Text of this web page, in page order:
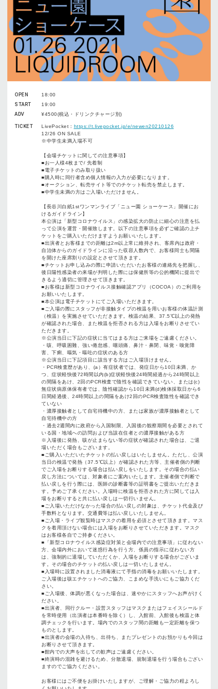
OPEN
18:00
START
19:00
ADV
¥4500(税込・ドリンクチャージ別)
TICKET LivePocket： https://t.livepocket.jp/e/newen20210126
12/26 ON SALE
※中学生未満入場不可
【会場チケットに関しての注意事項】
■お一人様4枚まで/ 先着制
■電子チケットのみ取り扱い
■購入時に同行者含め個人情報の入力が必要になります。
■オークション、転売サイト等でのチケット転売を禁止します。
■中学生未満の方はご入場いただけません。
【長谷川白紙1stワンマンライブ「ニュー園 ショーケース」開催にお
けるガイドライン】
本公演は「新型コロナウイルス」の感染拡⼤の防⽌に細⼼の注意を払
って公演を運営・開催致します。以下の注意事項を必ずご確認の上チ
ケットをご購入いただけますようお願いいたします。
■出演者とお客様までの距離は2m以上常に維持され、客席内は政府・
⾃治体からのガイドラインに沿った収容⼈数内で、お客様同⼠も間隔
を開けた座席割りの設定とさせて頂きます。
■チケットお申し込みの際に申請いただいたお客様の連絡先を把握し、
後⽇陽性感染者の来場が判明した際には保健所等の公的機関に提出で
きるよう適切に管理させて頂きます。
■お客様は新型コロナウイルス接触確認アプリ（COCOA）のご利⽤を
お願いいたします。
■本公演は電⼦チケットにてご⼊場いただきます。
■ご⼊場の際にスタッフが⾮接触タイプの検温を⽤いお客様の体温計測
（検温）を実施させていただきます。検温の結果、37.5℃以上の発熱
が確認された場合、また検温を拒否される⽅は入場をお断りさせてい
ただきます。
※公演当⽇に下記の症状に当てはまる⽅はご来場をご遠慮ください。
・咳、呼吸困難、強い倦怠感、咽頭痛、⿐汁・⿐閉、味覚・嗅覚障
害、下痢、嘔気・嘔吐の症状のある⽅
※公演当⽇に下記項⽬に該当する⽅はご⼊場頂けません。
・PCR検査歴があり、(a）有症状者では、発症⽇から10⽇未満、か
つ、症状軽快後72時間以内(b)症状軽快後24時間経過から24時間以上
の間隔をあけ、2回のPCR検査で陰性を確認できていない、または(c)
無症状病原体保有者では、陰性確認から10⽇未満(d)検体採取⽇から6
⽇間経過後、24時間以上の間隔をあけ2回のPCR検査陰性を確認でき
ていない
・濃厚接触者として⾃宅待機中の⽅、または家族が濃厚接触者として
⾃宅待機中の⽅
・過去2週間内に政府から⼊国制限、⼊国後の観察期間を必要とされて
いる国・地域への訪問および当該在住者との濃厚接触がある⽅
※⼊場後に発熱、咳が⽌まらない等の症状が確認された場合は、ご退
場いただく場合もございます。
■ご購入いただいたチケットの払い戻しはいたしません。ただし、公演
当日の検温で発熱（37.5℃以上）が確認された方等、主催者側の判断
でご入場をお断りする場合は払い戻しをいたします。その場合の払い
戻し方法については、対象者にご案内いたします。主催者側で判断で
払い戻しを行う際には、医師の診断書等の証明書をご提出いただきま
す。予めご了承ください。入場時に検温を拒否された⽅に関しては入
場をお断りすると共に払い戻しは一切行いません。
■ご入場いただけなかった場合の払い戻しの対象は、チケット代金及び
手数料となります。交通費等は払い戻しいたしません。
■ご⼊場・ライブ観覧時はマスクの着⽤を必須とさせて頂きます。マス
クを着⽤頂けない場合には⼊場をお断りさせていただきます。マスク
はお客様各⾃でご持参ください。
■「新型コロナウイルス感染症対策と会場内での注意事項」に従わない
方、会場内外において迷惑行為を行う方、係員の指示に従わない方
は、強制的に退場していただくか、入場をお断りする場合がございま
す。その場合のチケットの払い戻しは一切いたしません。
■⼊場時に設置されました消毒液にて⼿指の消毒をお願いいたします。
ご⼊場後は咳エチケットへのご協⼒、こまめな⼿洗いにもご協⼒くだ
さい。
■ご⼊場後、体調が悪くなった場合は、速やかにスタッフへお声がけく
ださい。
■出演者、同⾏クルー・設営スタッフはマスクまたはフェイスシールド
を常時使⽤（出演者は本番時を除く）し、⼊館前、⼊館後も検温と体
調チェックを⾏います。場内でのスタッフ間の距離も⼀定距離を保つ
ものとします。
■出演者の会場の⼊待ち、出待ち、またプレゼントのお預かりも今回は
お断りさせて頂きます。
■館内での⼤声を出しての歓声はご遠慮ください。
■終演時の混雑を避けるため、分散退場、規制退場を⾏う場合もござい
ますのでご協⼒ください。
お客様にはご不便をお掛けいたしますが、ご理解・ご協⼒の程よろし